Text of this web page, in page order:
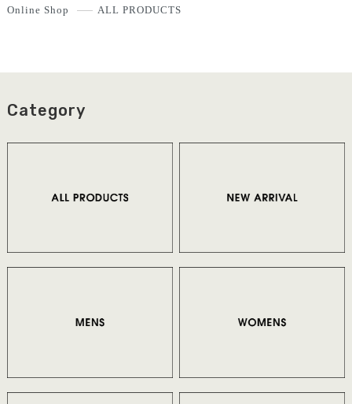
Online Shop ALL PRODUCTS
Category